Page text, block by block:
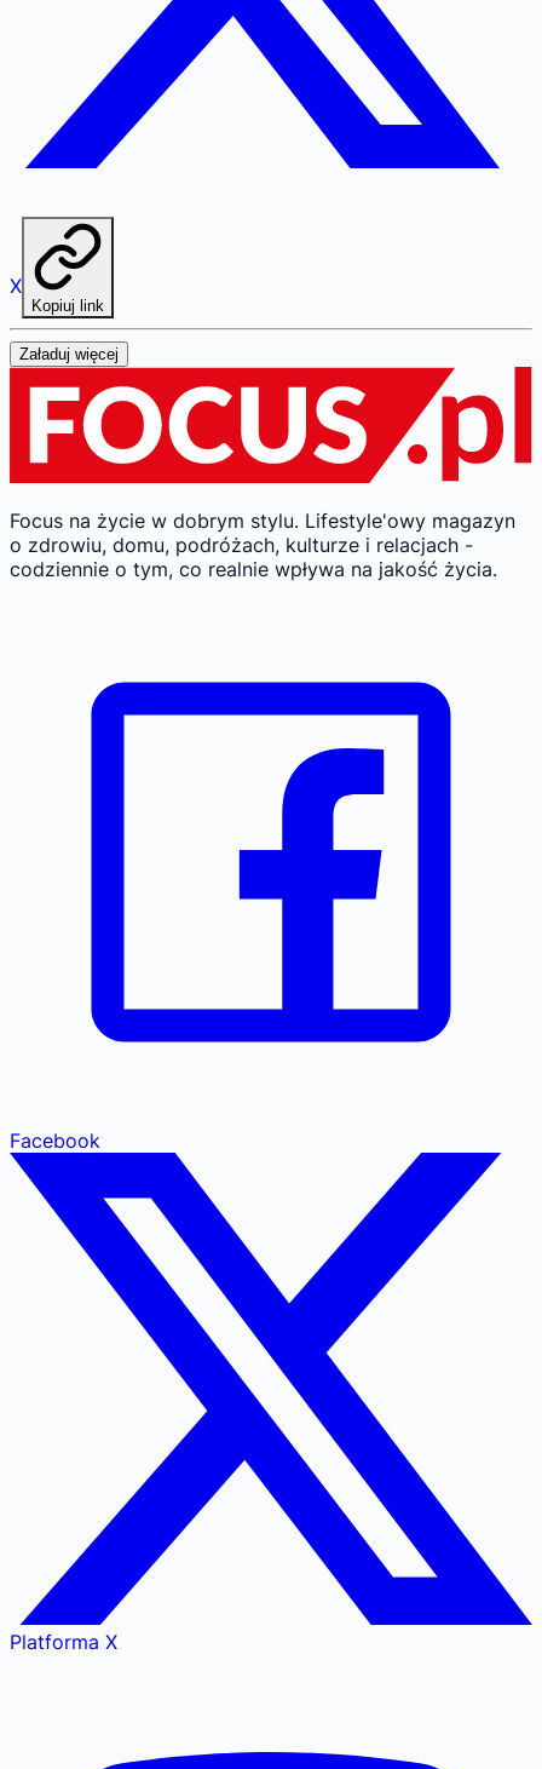
X
Kopiuj link
Załaduj więcej
Focus na życie w dobrym stylu. Lifestyle'owy magazyn
o zdrowiu, domu, podróżach, kulturze i relacjach -
codziennie o tym, co realnie wpływa na jakość życia.
Facebook
Platforma X